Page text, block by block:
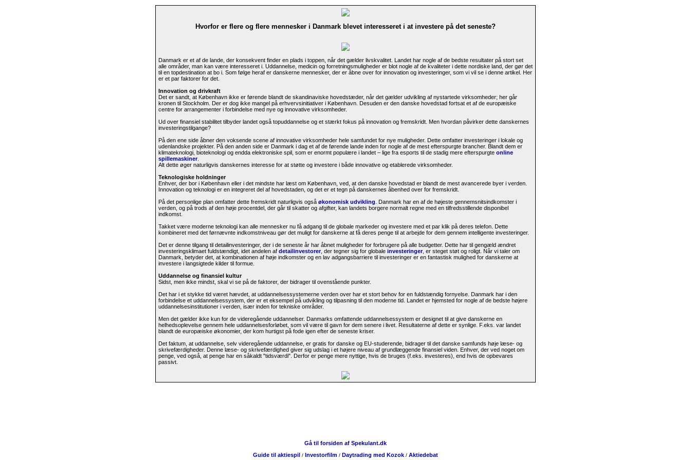
Hvorfor er flere og flere mennesker i Danmark blevet interesseret i at investere på det seneste?
Danmark er et af de lande, der konsekvent finder en plads i toppen, når det gælder livskvalitet. Landet har nogle af de bedste resultater på stort set
alle områder, man kan være interesseret i. Uddannelse, medicin og forretningsmuligheder er blot nogle af de kvaliteter i dette nordiske land, der gør det
til en topdestination at bo i. Som følge heraf er danskerne mennesker, der er åbne over for innovation og investeringer, som vi vil se i denne artikel. Her
er et par faktorer for det.
Innovation og drivkraft
Det er sandt, at København ikke er førende blandt de skandinaviske hovedstæder, når det gælder udvikling af nystartede virksomheder; her går
kronen til Stockholm. Der er dog ikke mangel på erhvervsinitiativer i København. Desuden er den danske hovedstad fortsat et af de europæiske
centre for arrangementer i forbindelse med nye og innovative virksomheder.
Ud over finansiel stabilitet tilbyder landet også topuddannelse og et stærkt fokus på innovation og fremskridt. Men hvordan påvirker dette danskernes
investeringstilgange?
På den ene side åbner den voksende scene af innovative virksomheder hele samfundet for nye muligheder. Dette omfatter investeringer i lokale og
udenlandske projekter. På den anden side er Danmark i dag et af de førende lande inden for nogle af de mest efterspurgte brancher. Blandt dem er
klimateknologi, bioteknologi og endda elektroniske spil, som er enormt populære i landet – lige fra esports til de stadig mere efterspurgte online
spillemaskiner.
Alt dette øger naturligvis danskernes interesse for at støtte og investere i både innovative og etablerede virksomheder.
Teknologiske holdninger
Enhver, der bor i København eller i det mindste har læst om København, ved, at den danske hovedstad er blandt de mest avancerede byer i verden.
Innovation og teknologi er en integreret del af hovedstaden, og det er et tegn på danskernes åbenhed over for fremskridt.
På det personlige plan omfatter dette fremskridt naturligvis også økonomisk udvikling . Danmark har en af de højeste gennemsnitsindkomster i
verden, og på trods af den høje procentdel, der går til skatter og afgifter, kan landets borgere normalt regne med en tilfredsstillende disponibel
indkomst.
Takket være moderne teknologi kan alle mennesker nu få adgang til de globale markeder og investere med et par klik på deres telefon. Dette
kombineret med det førnævnte indkomstniveau gør det muligt for danskerne at få deres penge til at arbejde for dem gennem intelligente investeringer.
Det er denne tilgang til detailinvesteringer, der i de seneste år har åbnet muligheder for forbrugere på alle budgetter. Dette har til gengæld ændret
investeringsklimaet fuldstændigt, idet andelen af detailinvestorer, der tegner sig for globale investeringer, er steget støt og roligt. Når vi taler om
Danmark, betyder det, at kombinationen af høje indkomster og en lav adgangsbarriere til investeringer er en fantastisk mulighed for danskerne at
investere i langsigtede kilder til formue.
Uddannelse og finansiel kultur
Sidst, men ikke mindst, skal vi se på de faktorer, der bidrager til ovenstående punkter.
Det har i et stykke tid været hævdet, at uddannelsessystemerne verden over har et stort behov for en fuldstændig fornyelse. Danmark har i den
forbindelse et uddannelsessystem, der er et eksempel på udvikling og tilpasning til den moderne tid. Landet er hjemsted for nogle af de bedste højere
uddannelsesinstitutioner i verden, især inden for tekniske områder.
Men det gælder ikke kun for de videregående uddannelser. Danmarks omfattende uddannelsessystem er designet til at give danskerne en
helhedsoplevelse gennem hele uddannelsesforløbet, som vil være til gavn for dem senere i livet. Resultaterne af dette er synlige. F.eks. var landet
blandt de europæiske økonomier, der kom hurtigst på fode igen efter de seneste kriser.
Det faktum, at uddannelse, selv videregående uddannelse, er gratis for danske og EU-studerende, bidrager til det danske samfunds høje læse- og
skrivefærdigheder. Denne læse- og skrivefærdighed giver sig udslag i et højere niveau af grundlæggende finansiel viden. Enhver, der ved noget om
penge, ved også, at penge har en såkaldt "tidsværdi". Derfor er penge mere nyttige, hvis de bruges (f.eks. investeres), end hvis de opbevares
passivt.
Gå til forsiden af Spekulant.dk
Guide til aktiespil / Investorfilm / Daytrading med Kozok / Aktiedebat